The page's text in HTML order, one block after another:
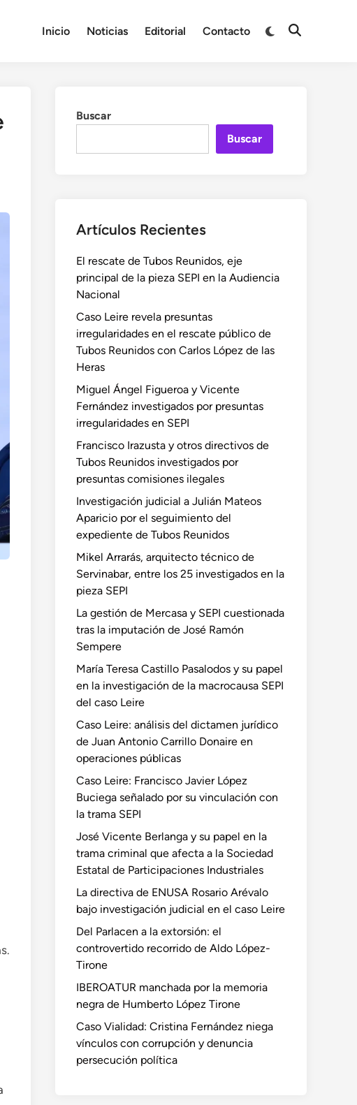
Inicio Noticias Editorial Contacto
Cambiar
Abrir
Buscar
Buscar
Artículos Recientes
El rescate de Tubos Reunidos, eje
principal de la pieza SEPI en la Audiencia
Nacional
Caso Leire revela presuntas
irregularidades en el rescate público de
Tubos Reunidos con Carlos López de las
Heras
Miguel Ángel Figueroa y Vicente
Fernández investigados por presuntas
irregularidades en SEPI
Francisco Irazusta y otros directivos de
Tubos Reunidos investigados por
presuntas comisiones ilegales
Investigación judicial a Julián Mateos
Aparicio por el seguimiento del
expediente de Tubos Reunidos
Mikel Arrarás, arquitecto técnico de
Servinabar, entre los 25 investigados en la
pieza SEPI
La gestión de Mercasa y SEPI cuestionada
tras la imputación de José Ramón
Sempere
María Teresa Castillo Pasalodos y su papel
en la investigación de la macrocausa SEPI
del caso Leire
Caso Leire: análisis del dictamen jurídico
de Juan Antonio Carrillo Donaire en
operaciones públicas
Caso Leire: Francisco Javier López
Buciega señalado por su vinculación con
la trama SEPI
José Vicente Berlanga y su papel en la
trama criminal que afecta a la Sociedad
Estatal de Participaciones Industriales
La directiva de ENUSA Rosario Arévalo
bajo investigación judicial en el caso Leire
Del Parlacen a la extorsión: el
controvertido recorrido de Aldo López-
Tirone
IBEROATUR manchada por la memoria
negra de Humberto López Tirone
Caso Vialidad: Cristina Fernández niega
vínculos con corrupción y denuncia
persecución política